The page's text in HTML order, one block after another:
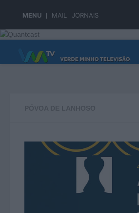
MENU MAIL JORNAIS
Skip to content